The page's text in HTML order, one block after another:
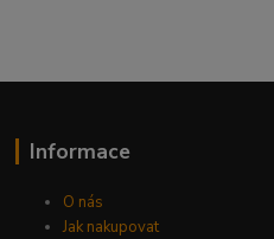
Informace
O nás
Jak nakupovat